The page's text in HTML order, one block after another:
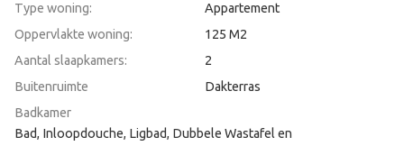
Type woning:
Appartement
Oppervlakte woning:
125 M2
Aantal slaapkamers:
2
Buitenruimte
Dakterras
Badkamer
Bad, Inloopdouche, Ligbad, Dubbele Wastafel en